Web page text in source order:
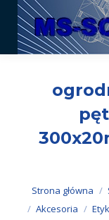
Jesteś tutaj:
Strona główna
Akcesoria